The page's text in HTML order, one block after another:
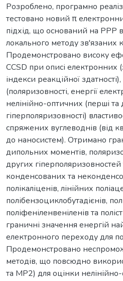
Розроблено, програмно
тестовано новий π
підхід, що оснований на PPP
локального методу зв'язаних
Продемонстровано високу
CCSD при описі електронних
індекси реакційної
(поляризовності, енергії
нелінійно-оптичних (перші та
гіперполяризовності)
спряжених вуглеводнів (від
до наносистем). Отримано
дипольних моментів,
других гіперполяризовностей
конденсованих та
полікаліценів, лінійних
полібензоциклобутадієнів,
поліфеніленвеніленів та
граничні значення енергій
електронного переходу для
Продемонстровано
методів, що повсюдно
та MP2) для оцінки